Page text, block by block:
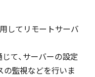
してリモートサーバ
て、サーバーの設定
の監視などを行いま